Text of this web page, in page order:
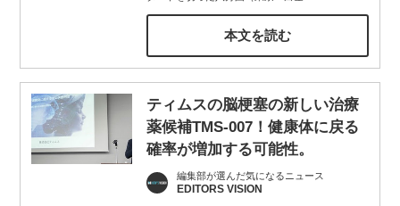
本文を読む
ティムスの脳梗塞の新しい治療
薬候補TMS-007！健康体に戻る
確率が増加する可能性。
編集部が選んだ気になるニュース
EDITORS VISION